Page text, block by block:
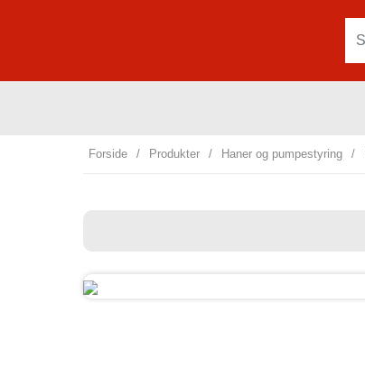
Forside / Produkter / Haner og pumpestyring /